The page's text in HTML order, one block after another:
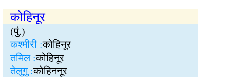
कोहिनूर
(पुं.)
कश्मीरी :कोहिनूर
तमिल :कोहिनूर
तेलुगु :कोहिननूर